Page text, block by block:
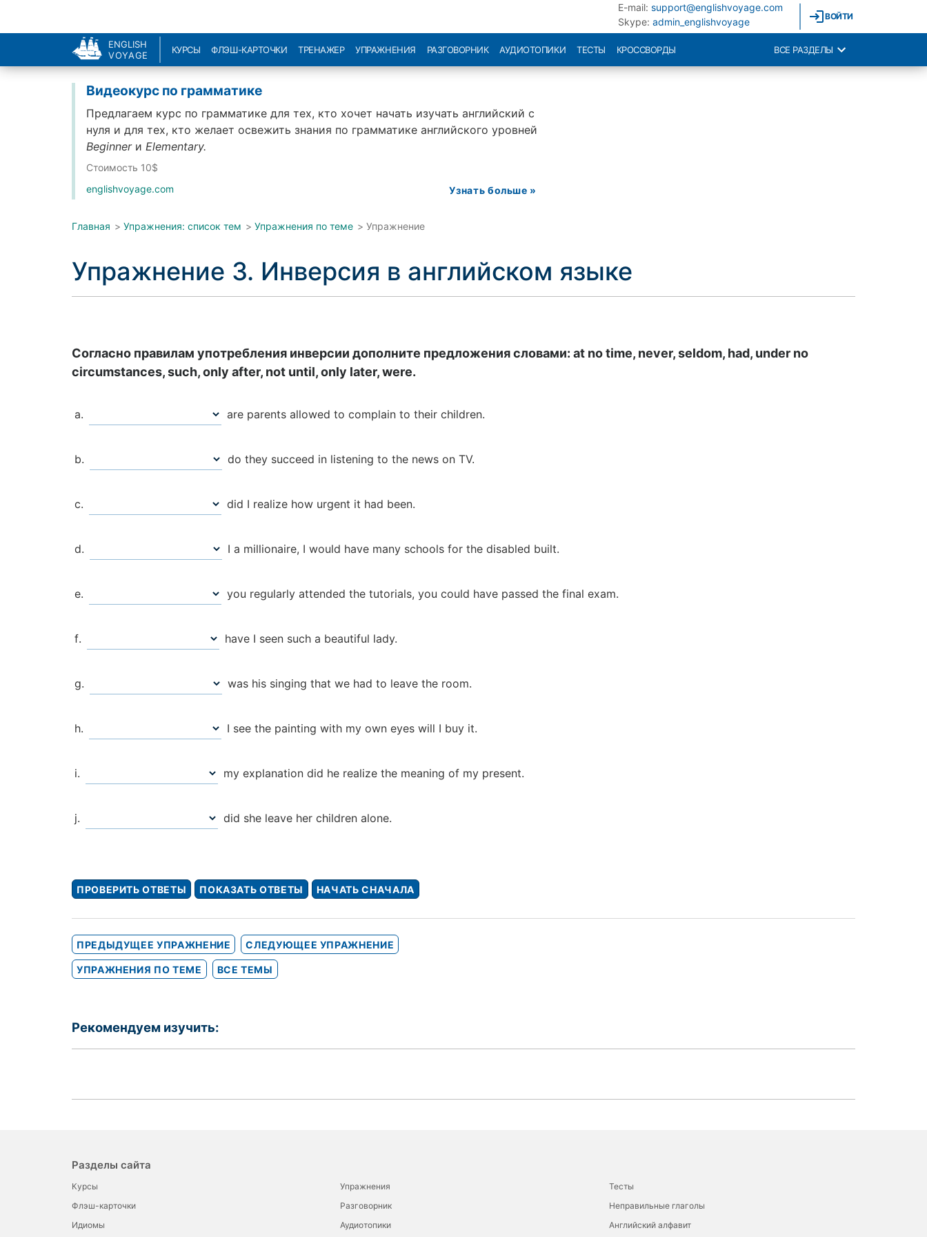
E-mail:support@englishvoyage.com
Skype:admin_englishvoyage ВОЙТИ
ENGLISH
VOYAGE
КУРСЫ ФЛЭШ-КАРТОЧКИ ТРЕНАЖЕР УПРАЖНЕНИЯ РАЗГОВОРНИК АУДИОТОПИКИ ТЕСТЫ КРОССВОРДЫ ВСЕ РАЗДЕЛЫ
Видеокурс по грамматике
Предлагаем курс по грамматике для тех, кто хочет начать изучать английский с
нуля и для тех, кто желает освежить знания по грамматике английского уровней
Beginnerи Elementary.
Стоимость 10$
englishvoyage.com
Узнать больше »
Главная > Упражнения: список тем > Упражнения по теме > Упражнение
Упражнение 3. Инверсия в английском языке
Cогласно правилам употребления инверсии дополните предложения словами: at no time, never, seldom, had, under no
circumstances, such, only after, not until, only later, were.
are parents allowed to complain to their children.
do they succeed in listening to the news on TV.
did I realize how urgent it had been.
I a millionaire, I would have many schools for the disabled built.
you regularly attended the tutorials, you could have passed the final exam.
have I seen such a beautiful lady.
was his singing that we had to leave the room.
I see the painting with my own eyes will I buy it.
my explanation did he realize the meaning of my present.
did she leave her children alone.
ПРОВЕРИТЬ ОТВЕТЫ ПОКАЗАТЬ ОТВЕТЫ НАЧАТЬ СНАЧАЛА
ПРЕДЫДУЩЕЕ УПРАЖНЕНИЕ СЛЕДУЮЩЕЕ УПРАЖНЕНИЕ
УПРАЖНЕНИЯ ПО ТЕМЕ ВСЕ ТЕМЫ
Рекомендуем изучить:
Разделы сайта
Курсы
Флэш-карточки
Идиомы
Упражнения
Разговорник
Аудиотопики
Тесты
Неправильные глаголы
Английский алфавит